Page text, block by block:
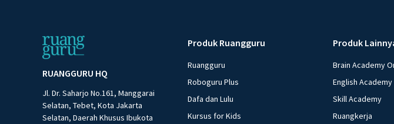
RUANGGURU HQ
Jl. Dr. Saharjo No.161, Manggarai
Selatan, Tebet, Kota Jakarta
Selatan, Daerah Khusus Ibukota
Produk Ruangguru
Ruangguru
Roboguru Plus
Dafa dan Lulu
Kursus for Kids
Produk
Brain Academy
English Academy
Skill Academy
Ruangkerja